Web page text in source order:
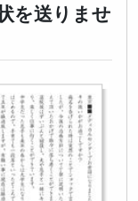
を送りませ